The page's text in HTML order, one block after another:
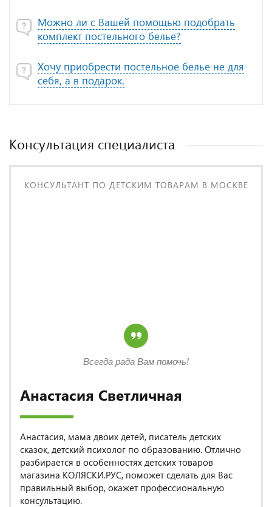
Можно ли с Вашей помощью подобрать
комплект постельного белье?
Хочу приобрести постельное белье не для
себя, а в подарок.
Консультация специалиста
КОНСУЛЬТАНТ ПО ДЕТСКИМ ТОВАРАМ В МОСКВЕ
Анастасия Светличная
Анастасия, мама двоих детей, писатель детских
сказок, детский психолог по образованию. Отлично
разбирается в особенностях детских товаров
магазина КОЛЯСКИ.РУС, поможет сделать для Вас
правильный выбор, окажет профессиональную
консультацию.
Всегда рада Вам помочь!